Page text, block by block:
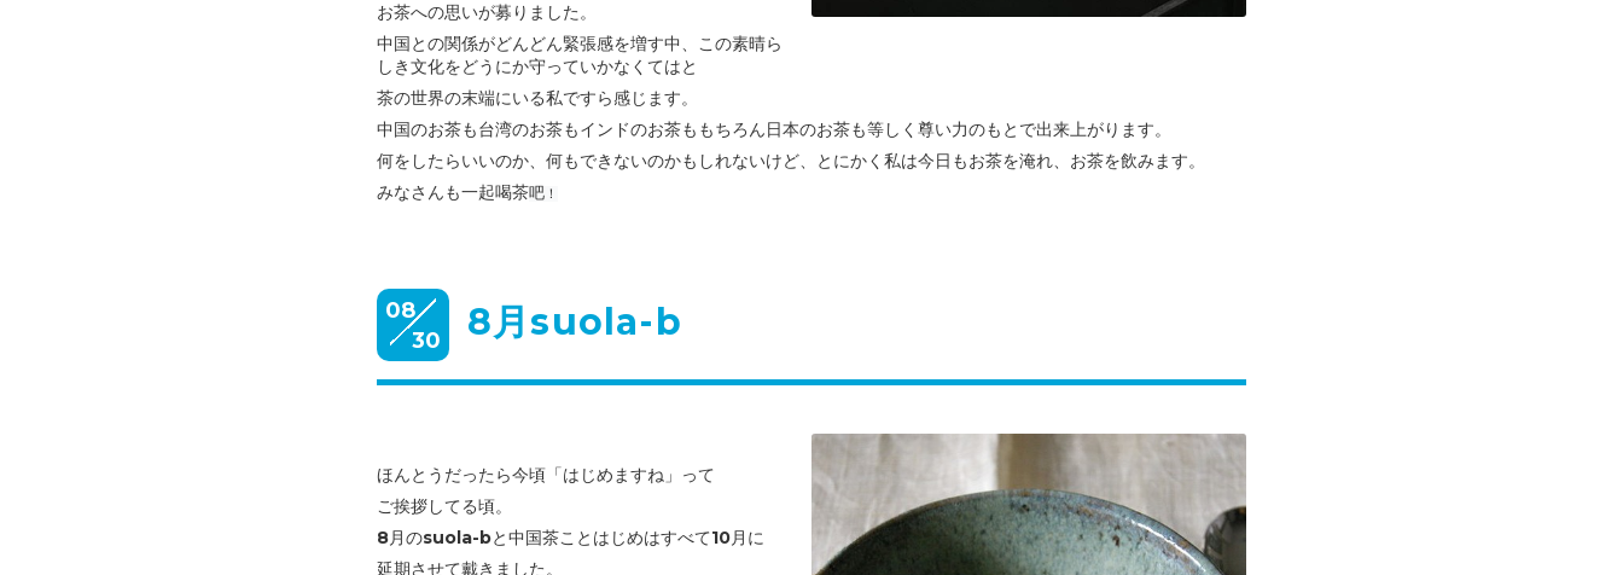
お茶への思いが募りました。
中国との関係がどんどん緊張感を増す中、この素晴ら
しき文化をどうにか守っていかなくてはと
茶の世界の末端にいる私ですら感じます。
中国のお茶も台湾のお茶もインドのお茶ももちろん日本のお茶も等しく尊い力のもとで出来上がります。
何をしたらいいのか、何もできないのかもしれないけど、とにかく私は今日もお茶を淹れ、お茶を飲みます。
みなさんも一起喝茶吧 ！
08
30
8月suola-b
ほんとうだったら今頃「はじめますね」って
ご挨拶してる頃。
8月のsuola-bと中国茶ことはじめはすべて10月に
延期させて戴きました。